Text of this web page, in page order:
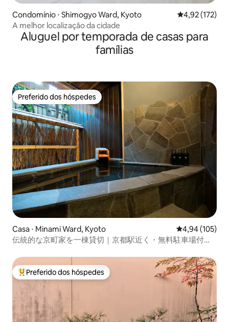
Condomínio ⋅ Shimogyo Ward, Kyoto 4,92 de uma
4,92 (172)
A melhor localização da cidade
Aluguel por temporada de casas para
famílias
Preferido dos hóspedes
Preferido dos hóspedes
Casa ⋅ Minami Ward, Kyoto 4,94 de uma
4,94 (105)
伝統的な京町家を一棟貸切｜京都駅近く・無料駐車場付
Entre os melhores preferidos dos hóspedes
Preferido dos hóspedes